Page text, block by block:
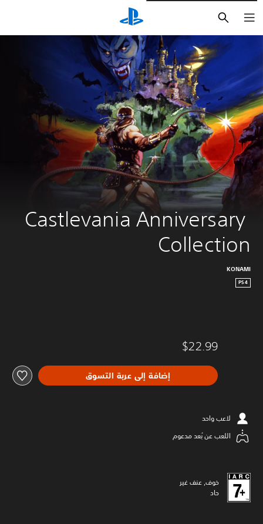
Castlevania Anniversary
Collection
KONAMI
PS4
$22.99
إضافة إلى عربة التسوق
لاعب واحد
اللعب عن بُعد مدعوم
خوف, عنف غير
حاد